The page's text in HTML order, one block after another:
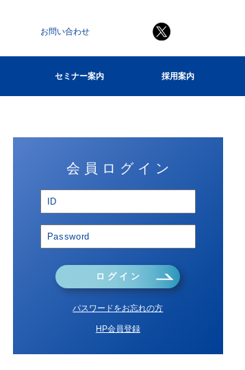
お問い合わせ
セミナー案内 採用案内
会 員 ロ グ イ ン
ロ グ イ ン
パスワードをお忘れの方
HP会員登録